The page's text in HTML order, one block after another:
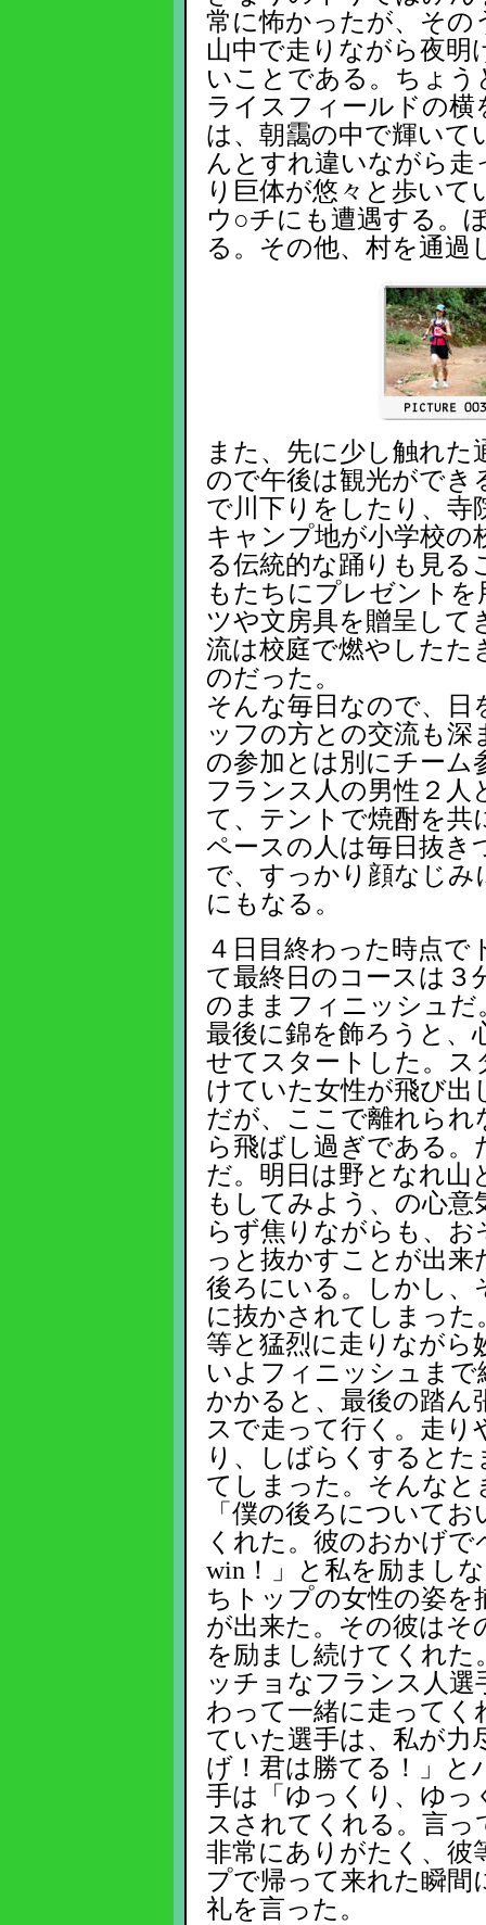
常に怖かったが、その
山中で走りながら夜
いことである。ちょ
ライスフィールドの横
は、朝靄の中で輝いて
んとすれ違いながら
り巨体が悠々と歩い
ウ○チにも遭遇する。
る。その他、村を通過
また、先に少し触れ
ので午後は観光ができ
で川下りをしたり、寺
キャンプ地が小学校の
る伝統的な踊りも見る
もたちにプレゼント
ツや文房具を贈呈して
流は校庭で燃やしたた
のだった。
そんな毎日なので、日
ッフの方との交流も
の参加とは別にチーム
フランス人の男性２人
て、テントで焼酎を共
ペースの人は毎日抜き
で、すっかり顔なじみ
にもなる。
４日目終わった時点
て最終日のコースは３
のままフィニッシュ
最後に錦を飾ろうと、
せてスタートした。ス
けていた女性が飛び出
だが、ここで離れられ
ら飛ばし過ぎである
だ。明日は野となれ山
もしてみよう、の心
らず焦りながらも、
っと抜かすことが出
後ろにいる。しかし、
に抜かされてしまっ
等と猛烈に走りながら
いよフィニッシュまで
かかると、最後の踏ん
スで走って行く。走
り、しばらくすると
てしまった。そんな
「僕の後ろについて
くれた。彼のおかげで
win！」と私を励まし
ちトップの女性の姿
が出来た。その彼は
を励まし続けてくれ
ッチョなフランス人
わって一緒に走ってく
ていた選手は、私が力
げ！君は勝てる！」と
手は「ゆっくり、ゆっ
スされてくれる。言
非常にありがたく、彼
プで帰って来れた瞬間
礼を言った。